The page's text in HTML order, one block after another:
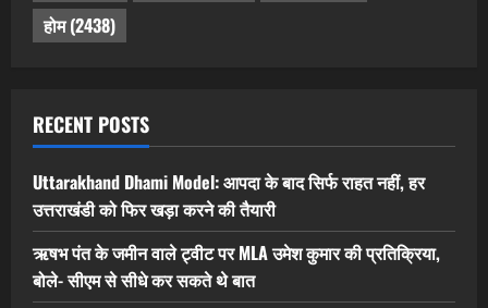
होम(2438)
RECENT POSTS
Uttarakhand Dhami Model: आपदा के बाद सिर्फ राहत नहीं, हर
उत्तराखंडी को फिर खड़ा करने की तैयारी
ऋषभ पंत के जमीन वाले ट्वीट पर MLA उमेश कुमार की प्रतिक्रिया,
बोले- सीएम से सीधे कर सकते थे बात